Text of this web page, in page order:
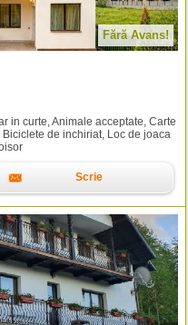
Fără Avans!
in curte, Animale acceptate, Carte
de inchiriat, Loc de joaca
Scrie